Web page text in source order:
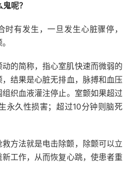
呢？
时有发生，一旦发生心脏骤停，
的简称，指心室肌快速而微弱的
结果是心脏无排血，脉搏和血压
织血液灌注停止。室颤如果超过
永久性损害；超过10分钟则脑死
方法就是电击除颤，除颤可以立
工作，从而恢复心跳，使患者重